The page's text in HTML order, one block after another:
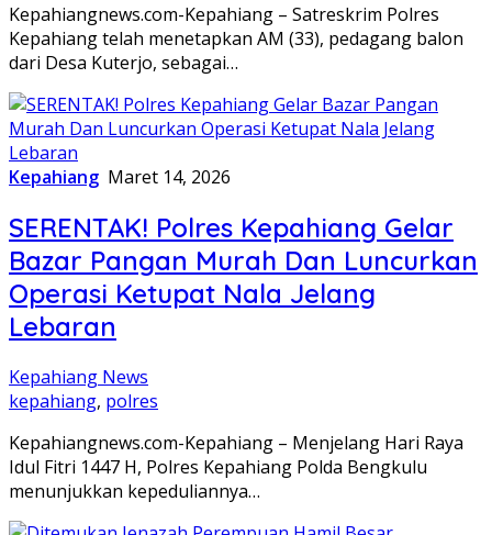
Kepahiangnews.com-Kepahiang – Satreskrim Polres
Kepahiang telah menetapkan AM (33), pedagang balon
dari Desa Kuterjo, sebagai…
Kepahiang Maret 14, 2026
SERENTAK! Polres Kepahiang Gelar
Bazar Pangan Murah Dan Luncurkan
Operasi Ketupat Nala Jelang
Lebaran
Kepahiang News
kepahiang, polres
Kepahiangnews.com-Kepahiang – Menjelang Hari Raya
Idul Fitri 1447 H, Polres Kepahiang Polda Bengkulu
menunjukkan kepeduliannya…